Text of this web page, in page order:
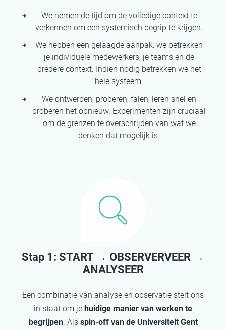
We nemen de tijd om de volledige context te
verkennen om een systemisch begrip te krijgen.
We hebben een gelaagde aanpak: we betrekken
je individuele medewerkers, je teams en de
bredere context. Indien nodig betrekken we het
hele systeem.
We ontwerpen, proberen, falen, leren snel en
proberen het opnieuw. Experimenten zijn cruciaal
om de grenzen te overschrijden van wat we
denken dat mogelijk is.
Stap 1: START → OBSERVERVEER →
ANALYSE​ER
Een combinatie van analyse en observatie stelt ons
in staat om je huidige manier van werken te
begrijpen. Als spin-off van de Universiteit Gent